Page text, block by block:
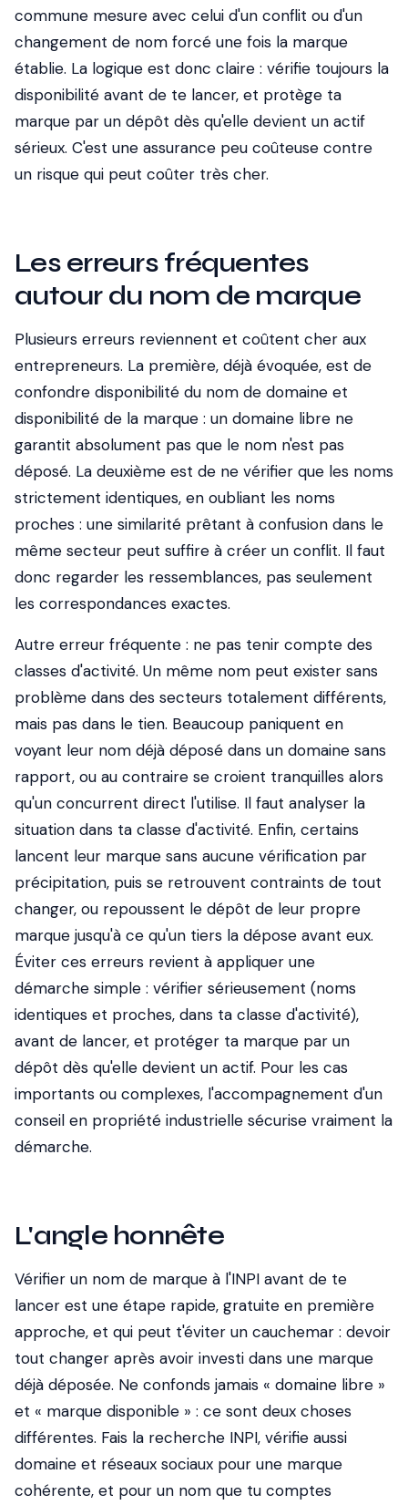
commune mesure avec celui d'un conflit ou d'un
changement de nom forcé une fois la marque
établie. La logique est donc claire : vérifie toujours la
disponibilité avant de te lancer, et protège ta
marque par un dépôt dès qu'elle devient un actif
sérieux. C'est une assurance peu coûteuse contre
un risque qui peut coûter très cher.
Les erreurs fréquentes
autour du nom de marque
Plusieurs erreurs reviennent et coûtent cher aux
entrepreneurs. La première, déjà évoquée, est de
confondre disponibilité du nom de domaine et
disponibilité de la marque : un domaine libre ne
garantit absolument pas que le nom n'est pas
déposé. La deuxième est de ne vérifier que les noms
strictement identiques, en oubliant les noms
proches : une similarité prêtant à confusion dans le
même secteur peut suffire à créer un conflit. Il faut
donc regarder les ressemblances, pas seulement
les correspondances exactes.
Autre erreur fréquente : ne pas tenir compte des
classes d'activité. Un même nom peut exister sans
problème dans des secteurs totalement différents,
mais pas dans le tien. Beaucoup paniquent en
voyant leur nom déjà déposé dans un domaine sans
rapport, ou au contraire se croient tranquilles alors
qu'un concurrent direct l'utilise. Il faut analyser la
situation dans ta classe d'activité. Enfin, certains
lancent leur marque sans aucune vérification par
précipitation, puis se retrouvent contraints de tout
changer, ou repoussent le dépôt de leur propre
marque jusqu'à ce qu'un tiers la dépose avant eux.
Éviter ces erreurs revient à appliquer une
démarche simple : vérifier sérieusement (noms
identiques et proches, dans ta classe d'activité),
avant de lancer, et protéger ta marque par un
dépôt dès qu'elle devient un actif. Pour les cas
importants ou complexes, l'accompagnement d'un
conseil en propriété industrielle sécurise vraiment la
démarche.
L'angle honnête
Vérifier un nom de marque à l'INPI avant de te
lancer est une étape rapide, gratuite en première
approche, et qui peut t'éviter un cauchemar : devoir
tout changer après avoir investi dans une marque
déjà déposée. Ne confonds jamais « domaine libre »
et « marque disponible » : ce sont deux choses
différentes. Fais la recherche INPI, vérifie aussi
domaine et réseaux sociaux pour une marque
cohérente, et pour un nom que tu comptes